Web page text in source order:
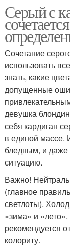
Серый с
Сочетание
использовать
знать, какие
допущенные
девушка
себя кардиган
в единой массе.
бледным, и даже
ситуацию.
Важно!
(главное
светлоты).
«зима» и
рекомендуется
колориту.